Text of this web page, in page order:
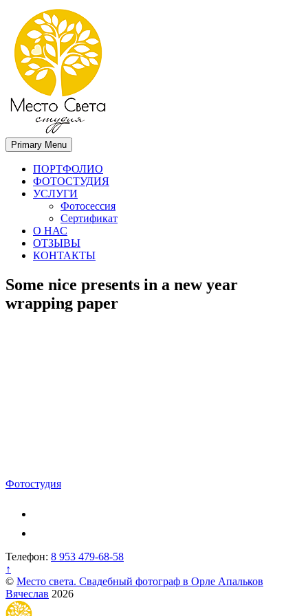
Место света. Свадебный фотограф в Орле Апальков Вячеслав
Свадебный фотограф в Орле
Primary Menu
ПОРТФОЛИО
ФОТОСТУДИЯ
УСЛУГИ
Фотосессия
Сертификат
О НАС
ОТЗЫВЫ
КОНТАКТЫ
Some nice presents in a new year
wrapping paper
Навигация
Фотостудия
Телефон: 8 953 479-68-58
↑
© Место света. Свадебный фотограф в Орле Апальков
Вячеслав 2026